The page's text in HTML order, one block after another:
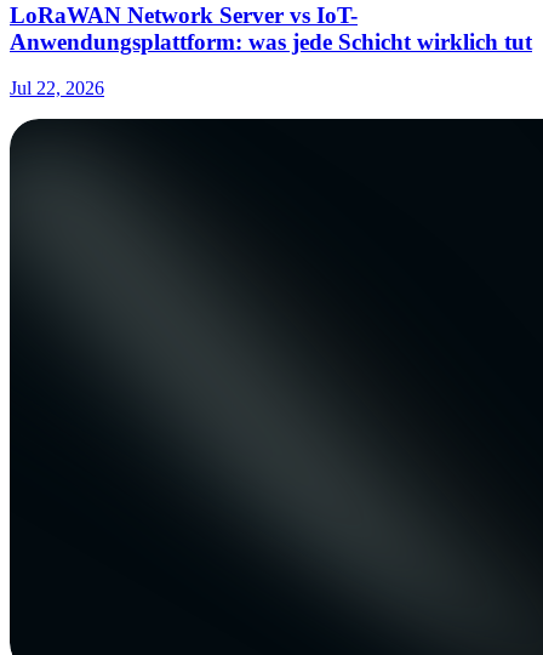
LoRaWAN Network Server vs IoT-
Anwendungsplattform: was jede Schicht wirklich tut
Jul 22, 2026